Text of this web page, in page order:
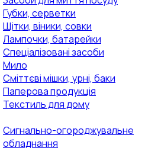
Губки, серветки
Щітки, віники, совки
Лампочки, батарейки
Спеціалізовані засоби
Мило
Сміттєві мішки, урні, баки
Паперова продукція
Текстиль для дому
Сигнально-огороджувальне
обладнання